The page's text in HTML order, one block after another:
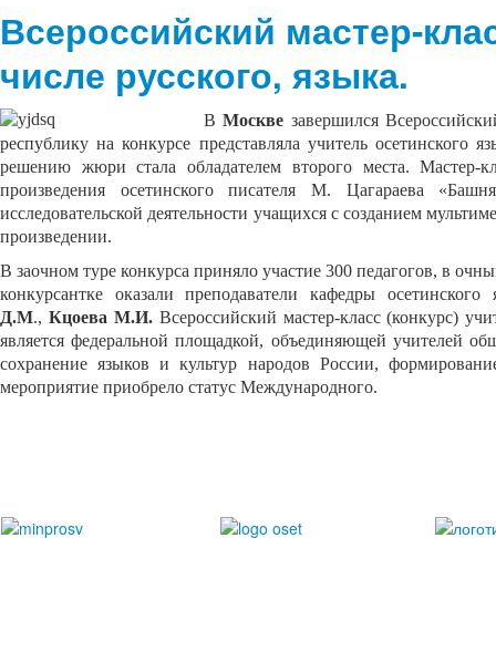
Всероссийский мастер-
числе русского, языка.
ВМоскве завершился
республику на конкурсе представляла учитель
решению жюри стала обладателем второго места.
произведения осетинского писателя М. Цагараева
исследовательской деятельности учащихся с созданием
произведении.
В заочном туре конкурса приняло участие 300 педагогов, в
конкурсантке оказали преподаватели кафедры
Д.М., Кцоева М.И. Всероссийский мастер-класс (конкурс)
является федеральной площадкой, объединяющей учителей
сохранение языков и культур народов России,
мероприятие приобрело статус Международного.